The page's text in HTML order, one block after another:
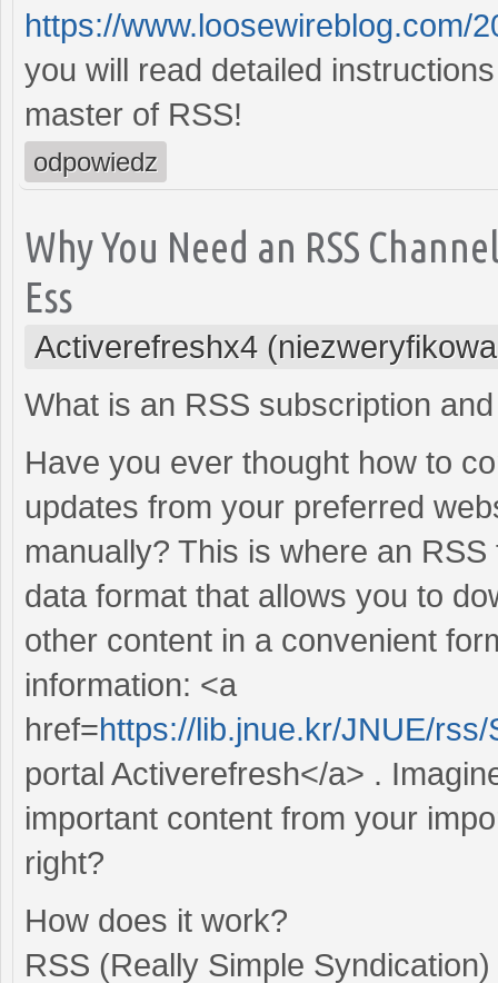
https://www.loosewireblog.com/
you will read detailed
master of RSS!
odpowiedz
Why You Need an RSS
Ess
Activerefreshx4
What is an RSS subscription
Have you ever thought how to
updates from your preferred
manually? This is where an
data format that allows you to
other content in a convenient
information: <a
href=https://lib.jnue.kr/JNUE/
portal Activerefresh</a> .
important content from your
right?
How does it work?
RSS (Really Simple